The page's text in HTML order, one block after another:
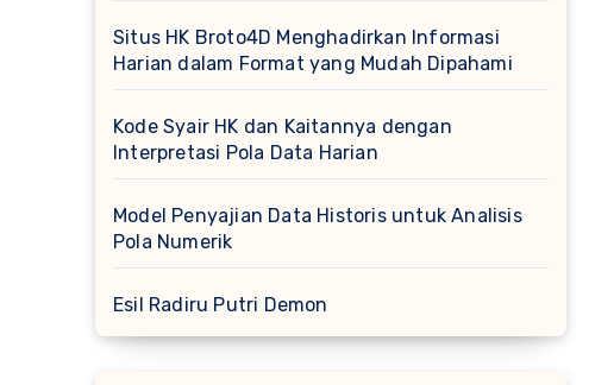
Situs HK Broto4D Menghadirkan Informasi
Harian dalam Format yang Mudah Dipahami
Kode Syair HK dan Kaitannya dengan
Interpretasi Pola Data Harian
Model Penyajian Data Historis untuk Analisis
Pola Numerik
Esil Radiru Putri Demon